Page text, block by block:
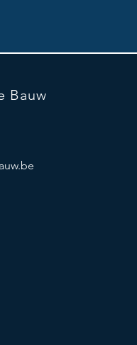
Bauw